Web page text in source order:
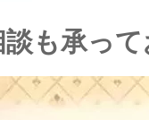
も承っ